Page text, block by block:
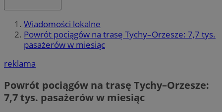
Wiadomości lokalne
Powrót pociągów na trasę Tychy–Orzesze: 7,7 tys.
pasażerów w miesiąc
reklama
Powrót pociągów na trasę Tychy–Orzesze:
7,7 tys. pasażerów w miesiąc